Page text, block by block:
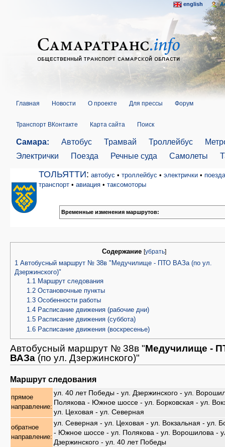
Главная Новости О проекте Для прессы Форум
Транспорт ВКонтакте Карта сайта Поиск
Самара: Автобус Трамвай Троллейбус
Электрички
Поезда Речные суда Самолеты
ТОЛЬЯТТИ: автобус • троллейбус • электрички • поезда
транспорт • авиация • таксомоторы
Временные изменения маршрутов:
Содержание [убрать]
1 Автобусный маршрут № 38в "Медучилище - ПТО ВАЗа (по ул.
Дзержинского)"
1.1 Маршрут следования
1.2 Остановочные пункты
1.3 Особенности работы
1.4 Расписание движения (рабочие дни)
1.5 Расписание движения (суббота)
1.6 Расписание движения (воскресенье)
Автобусный маршрут № 38в "Медучилище -
ВАЗа (по ул. Дзержинского)"
Маршрут следования
прямое
направление:
ул. 40 лет Победы - ул. Дзержинского - ул.
Полякова - Южное шоссе - ул. Борковская - ул.
ул. Цеховая - ул. Северная
обратное
направление:
ул. Северная - ул. Цеховая - ул. Вокзальная - ул.
- Южное шоссе - ул. Полякова - ул. Ворошилова -
Дзержинского - ул. 40 лет Победы
english